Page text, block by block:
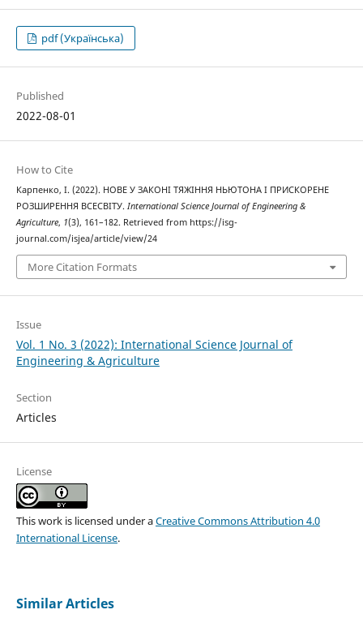
pdf (Українська)
Published
2022-08-01
How to Cite
Карпенко, І. (2022). НОВЕ У ЗАКОНІ ТЯЖІННЯ НЬЮТОНА І ПРИСКОРЕНЕ
РОЗШИРЕННЯ ВСЕСВІТУ. International Science Journal of Engineering &
Agriculture, 1(3), 161–182. Retrieved from https://isg-
journal.com/isjea/article/view/24
More Citation Formats
Issue
Vol. 1 No. 3 (2022): International Science Journal of
Engineering & Agriculture
Section
Articles
License
This work is licensed under aCreative Commons Attribution 4.0
International License.
Similar Articles